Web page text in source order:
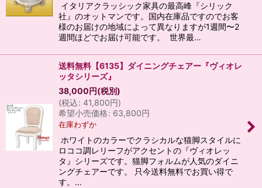
イタリアクラッシック家具の最高峰『シリック
社』のオットマンです。国内在庫品ですのでお客
様のお届けの地域によって異なりますが1週間〜2
週間ほどでお届け可能です。 世界最…
送料無料【6135】ダイニングチェアー『ヴィオレ
ッタシリーズ』
38,000円(税別)
(税込: 41,800円)
希望小売価格: 63,800円
在庫わずか
ホワイトのカラーでクラシカルな猫脚スタイルに
ロココ調レリーフがアクセントの『ヴィオレッ
タ』シリーズです。猫脚フォルムが人気のダイニ
ングチェアーです。 只今送料無料でお買い得で
す。…